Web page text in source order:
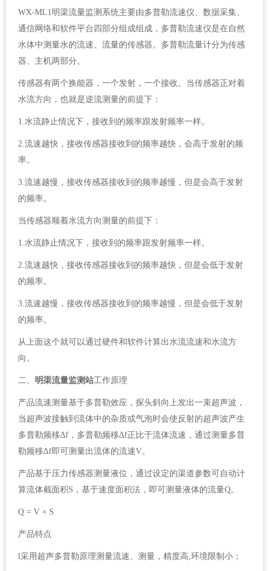
WX-ML1明渠流量监测系统主要由多普勒流速仪、数据采集、
通信网络和软件平台四部分组成组成，多普勒流速仪是在自然
水体中测量水的流速、流量的传感器。多普勒流量计分为传感
器、主机两部分。
传感器有两个换能器，一个发射，一个接收。当传感器正对着
水流方向，也就是逆流测量的前提下：
1.水流静止情况下，接收到的频率跟发射频率一样。
2.流速越快，接收传感器接收到的频率越快，会高于发射的频
率。
3.流速越慢，接收传感器接收到的频率越慢，但是会高于发射
的频率。
当传感器顺着水流方向测量的前提下：
1.水流静止情况下，接收到的频率跟发射频率一样。
2.流速越快，接收传感器接收到的频率越快，但是会低于发射
的频率。
3.流速越慢，接收传感器接收到的频率越慢，但是会低于发射
的频率。
从上面这个就可以通过硬件和软件计算出水流流速和水流方
向。
二、 明渠流量监测站工作原理
产品流速测量基于多普勒效应，探头斜向上发出一束超声波，
当超声波接触到流体中的杂质或气泡时会使反射的超声波产生
多普勒频移Δf，多普勒频移Δf正比于流体流速，通过测量多普
勒频移Δf即可测量出流体的流速V。
产品基于压力传感器测量液位，通过设定的渠道参数可自动计
算流体截面积S，基于速度面积法，即可测量液体的流量Q。
Q = V × S
产品特点
l采用超声多普勒原理测量流速、测量，精度高,环境限制小；